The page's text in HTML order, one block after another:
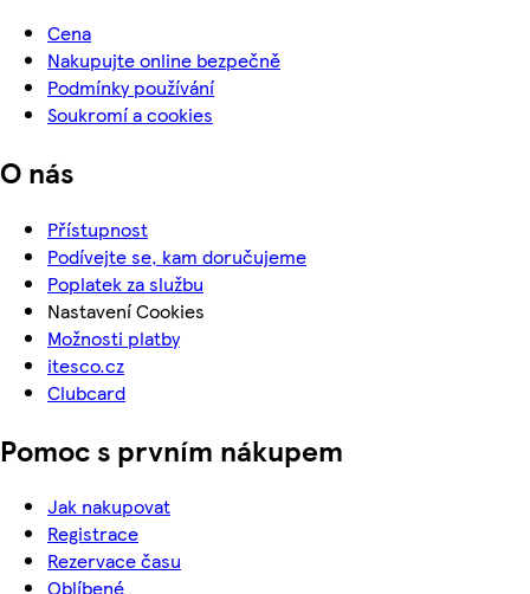
Cena
Nakupujte online bezpečně
Podmínky používání
Soukromí a cookies
O nás
Přístupnost
Podívejte se, kam doručujeme
Poplatek za službu
Nastavení Cookies
Možnosti platby
itesco.cz
Clubcard
Pomoc s prvním nákupem
Jak nakupovat
Registrace
Rezervace času
Oblíbené